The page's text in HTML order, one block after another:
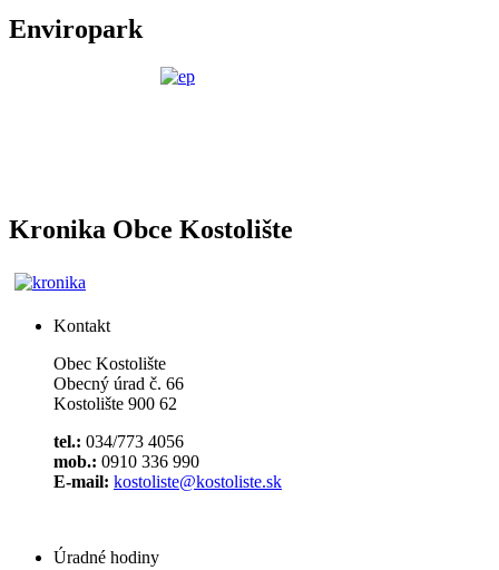
Enviropark
Kronika Obce Kostolište
Kontakt
Obec Kostolište
Obecný úrad č. 66
Kostolište 900 62
tel.: 034/773 4056
mob.: 0910 336 990
E-mail: kostoliste@kostoliste.sk
Úradné hodiny